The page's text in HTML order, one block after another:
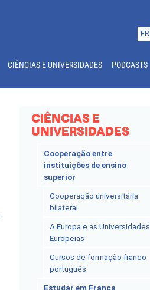
FR
CIÊNCIAS E UNIVERSIDADES PODCASTS
CIÊNCIAS E
UNIVERSIDADES
Cooperação entre
instituições de ensino
superior
Cooperação universitária
bilateral
A Europa e as Universidades
Europeias
Cursos de formação franco-
português
Estudar em França